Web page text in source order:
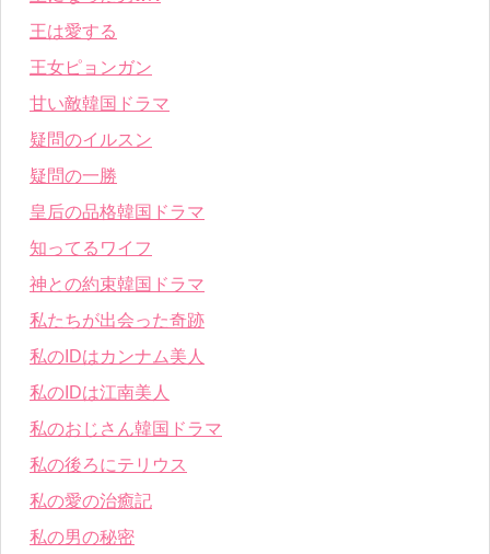
王は愛する
王女ピョンガン
甘い敵韓国ドラマ
疑問のイルスン
疑問の一勝
皇后の品格韓国ドラマ
知ってるワイフ
神との約束韓国ドラマ
私たちが出会った奇跡
私のIDはカンナム美人
私のIDは江南美人
私のおじさん韓国ドラマ
私の後ろにテリウス
私の愛の治癒記
私の男の秘密